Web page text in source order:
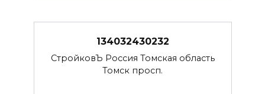
134032430232
СтройковЪ Россия Томская область
Томск просп.